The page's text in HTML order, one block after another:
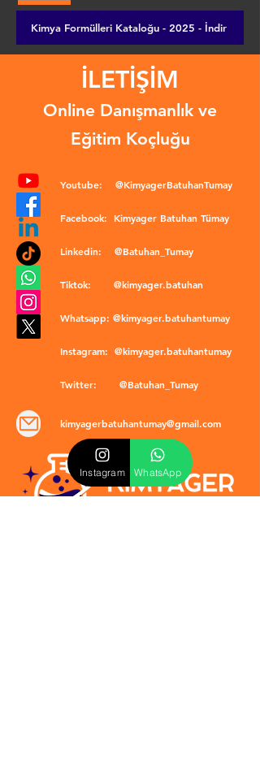
Kimya Formülleri Kataloğu - 2025 - İndir
İLETİŞİM
Online Danışmanlık ve
Eğitim Koçluğu
Youtube: @KimyagerBatuhanTumay
Facebook: Kimyager Batuhan Tümay
Linkedin: @Batuhan_Tumay
Tiktok: @kimyager.batuhan
Whatsapp: @kimyager.batuhantumay
Instagram: @kimyager.batuhantumay
Twitter: @Batuhan_Tumay
kimyagerbatuhantumay@gmail.com
Instagram WhatsApp